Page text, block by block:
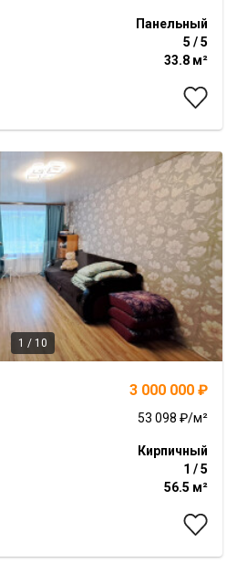
Панельный
5 / 5
33.8 м²
1 / 10
3 000 000 ₽
53 098 ₽/м²
Кирпичный
1 / 5
56.5 м²